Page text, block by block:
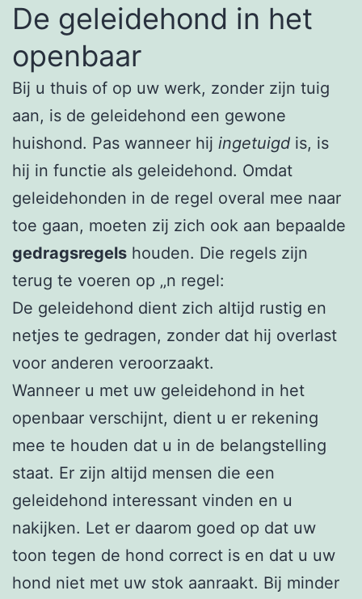
De geleidehond in het
openbaar
Bij u thuis of op uw werk, zonder zijn tuig
aan, is de geleidehond een gewone
huishond. Pas wanneer hij ingetuigd is, is
hij in functie als geleidehond. Omdat
geleidehonden in de regel overal mee naar
toe gaan, moeten zij zich ook aan bepaalde
gedragsregels houden. Die regels zijn
terug te voeren op ‚‚n regel:
De geleidehond dient zich altijd rustig en
netjes te gedragen, zonder dat hij overlast
voor anderen veroorzaakt.
Wanneer u met uw geleidehond in het
openbaar verschijnt, dient u er rekening
mee te houden dat u in de belangstelling
staat. Er zijn altijd mensen die een
geleidehond interessant vinden en u
nakijken. Let er daarom goed op dat uw
toon tegen de hond correct is en dat u uw
hond niet met uw stok aanraakt. Bij minder